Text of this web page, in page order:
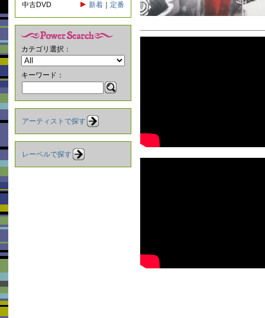
中古DVD
新着 定番
カテゴリ選択：
キーワード：
アーティストで探す
レーベルで探す